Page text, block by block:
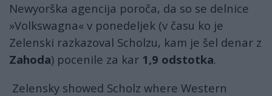
Newyorška agencija poroča, da so se delnice
»Volkswagna« v ponedeljek (v času ko je
Zelenski razkazoval Scholzu, kam je šel denar z
Zahoda) pocenile za kar 1,9 odstotka.
Zelensky showed Scholz where Western